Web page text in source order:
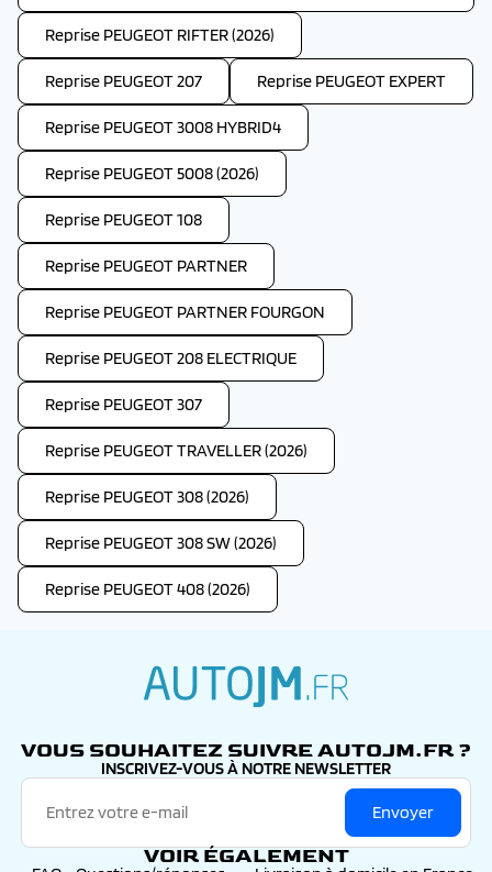
Reprise PEUGEOT RIFTER (2026)
Reprise PEUGEOT 207 Reprise PEUGEOT EXPERT
Reprise PEUGEOT 3008 HYBRID4
Reprise PEUGEOT 5008 (2026)
Reprise PEUGEOT 108
Reprise PEUGEOT PARTNER
Reprise PEUGEOT PARTNER FOURGON
Reprise PEUGEOT 208 ELECTRIQUE
Reprise PEUGEOT 307
Reprise PEUGEOT TRAVELLER (2026)
Reprise PEUGEOT 308 (2026)
Reprise PEUGEOT 308 SW (2026)
Reprise PEUGEOT 408 (2026)
VOUS SOUHAITEZ SUIVRE AUTOJM.FR ?
INSCRIVEZ-VOUS À NOTRE NEWSLETTER
Envoyer
VOIR ÉGALEMENT